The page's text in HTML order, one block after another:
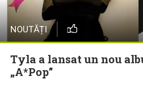
NOUTĂȚI
Tyla a lansat un nou
„A*Pop”